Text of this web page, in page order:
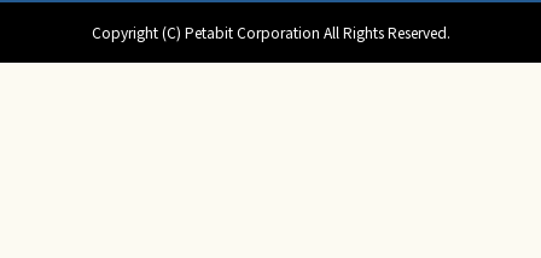
Copyright (C) Petabit Corporation All Rights Reserved.